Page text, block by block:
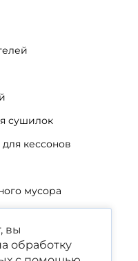
сушилок
кессонов
мусора
вы
обработку